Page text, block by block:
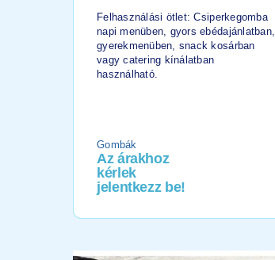
Felhasználási ötlet: Csiperkegomba
napi menüben, gyors ebédajánlatban,
gyerekmenüben, snack kosárban
vagy catering kínálatban
használható.
Gombák
Az árakhoz
kérlek
jelentkezz be!